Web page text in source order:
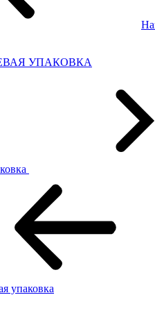
УПАКОВКА
упаковка